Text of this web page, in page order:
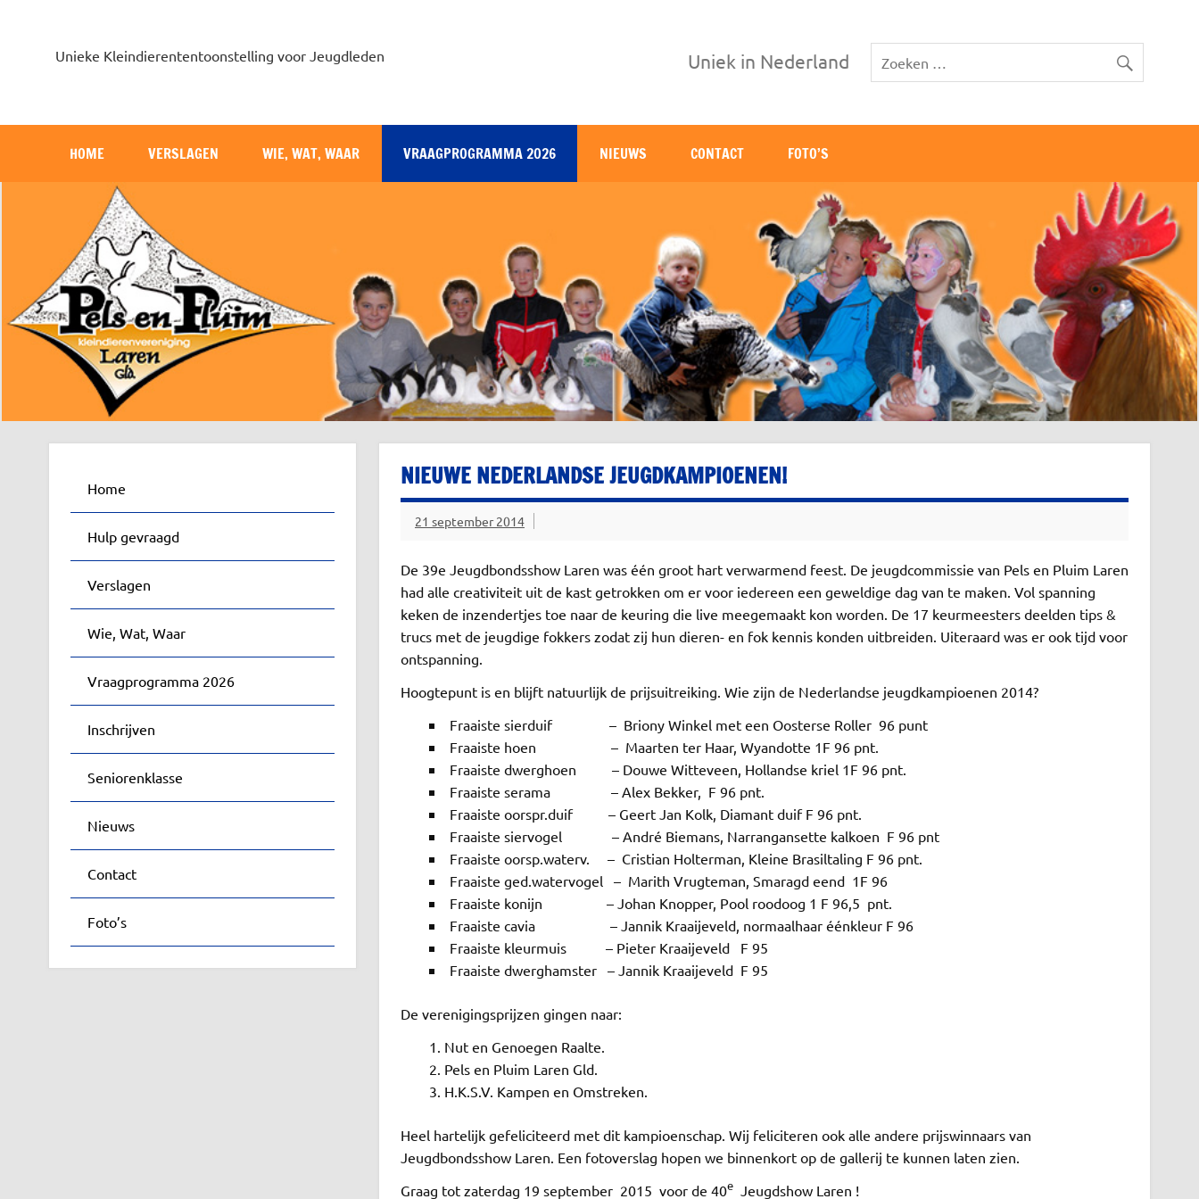
Unieke Kleindierententoonstelling voor Jeugdleden Uniek in Nederland
HOME VERSLAGEN WIE, WAT, WAAR VRAAGPROGRAMMA 2026 NIEUWS CONTACT FOTO’S
NIEUWE NEDERLANDSE JEUGDKAMPIOENEN!
21 september 2014
De 39e Jeugdbondsshow Laren was één groot hart verwarmend feest. De jeugdcommissie van Pels en Pluim Laren
had alle creativiteit uit de kast getrokken om er voor iedereen een geweldige dag van te maken. Vol spanning
keken de inzendertjes toe naar de keuring die live meegemaakt kon worden. De 17 keurmeesters deelden tips &
trucs met de jeugdige fokkers zodat zij hun dieren- en fok kennis konden uitbreiden. Uiteraard was er ook tijd voor
ontspanning.
Hoogtepunt is en blijft natuurlijk de prijsuitreiking. Wie zijn de Nederlandse jeugdkampioenen 2014?
Fraaiste sierduif – Briony Winkel met een Oosterse Roller 96 punt
Fraaiste hoen – Maarten ter Haar, Wyandotte 1F 96 pnt.
Fraaiste dwerghoen – Douwe Witteveen, Hollandse kriel 1F 96 pnt.
Fraaiste serama – Alex Bekker, F 96 pnt.
Fraaiste oorspr.duif – Geert Jan Kolk, Diamant duif F 96 pnt.
Fraaiste siervogel – André Biemans, Narrangansette kalkoen F 96 pnt
Fraaiste oorsp.waterv. – Cristian Holterman, Kleine Brasiltaling F 96 pnt.
Fraaiste ged.watervogel – Marith Vrugteman, Smaragd eend 1F 96
Fraaiste konijn – Johan Knopper, Pool roodoog 1 F 96,5 pnt.
Fraaiste cavia – Jannik Kraaijeveld, normaalhaar éénkleur F 96
Fraaiste kleurmuis – Pieter Kraaijeveld F 95
Fraaiste dwerghamster – Jannik Kraaijeveld F 95
De verenigingsprijzen gingen naar:
Nut en Genoegen Raalte.
Pels en Pluim Laren Gld.
H.K.S.V. Kampen en Omstreken.
Heel hartelijk gefeliciteerd met dit kampioenschap. Wij feliciteren ook alle andere prijswinnaars van
Jeugdbondsshow Laren. Een fotoverslag hopen we binnenkort op de gallerij te kunnen laten zien.
Graag tot zaterdag 19 september 2015 voor de 40eJeugdshow Laren !
Home
Hulp gevraagd
Verslagen
Wie, Wat, Waar
Vraagprogramma 2026
Inschrijven
Seniorenklasse
Nieuws
Contact
Foto’s